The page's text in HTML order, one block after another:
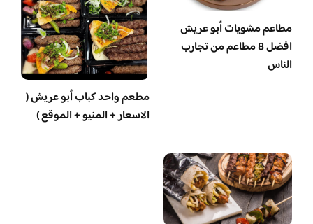
مطاعم مشويات أبو عريش
افضل 8 مطاعم من تجارب
الناس
مطعم واحد كباب أبو عريش (
الاسعار + المنيو + الموقع )